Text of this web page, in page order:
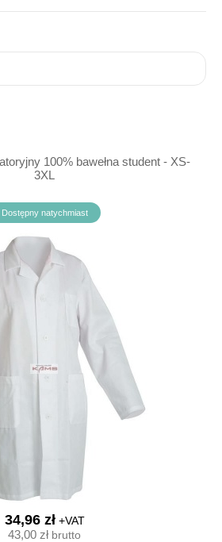
100% bawełna student - XS-
3XL
Dostępny natychmiast
34,96 zł+VAT
43,00 złbrutto